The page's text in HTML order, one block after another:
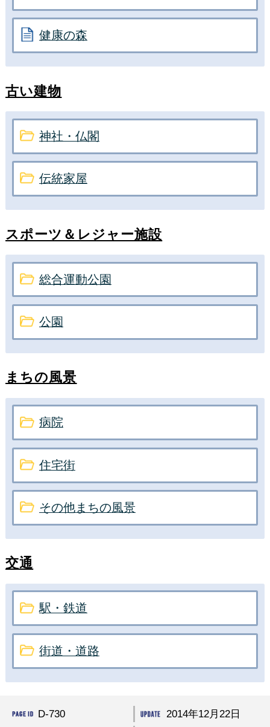
健康の森
古い建物
神社・仏閣
伝統家屋
スポーツ＆レジャー施設
総合運動公園
公園
まちの風景
病院
住宅街
その他まちの風景
交通
駅・鉄道
街道・道路
D-730
2014年12月22日